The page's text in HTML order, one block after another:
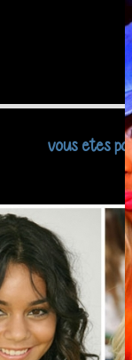
vous etes